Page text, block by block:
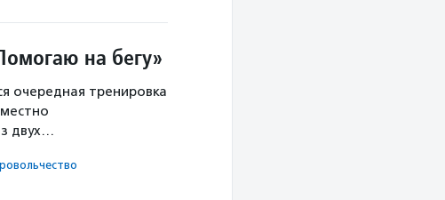
на бегу»
очередная тренировка
двух…